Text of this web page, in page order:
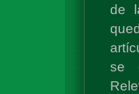
de
se